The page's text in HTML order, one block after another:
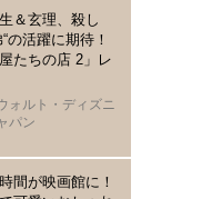
＆玄理、殺し
“の活躍に期待！
屋たちの店 2」レ
ォルト・ディズニ
パン
間が映画館に！